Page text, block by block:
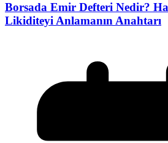
Borsada Emir Defteri Nedir?
Likiditeyi Anlamanın Anahtarı